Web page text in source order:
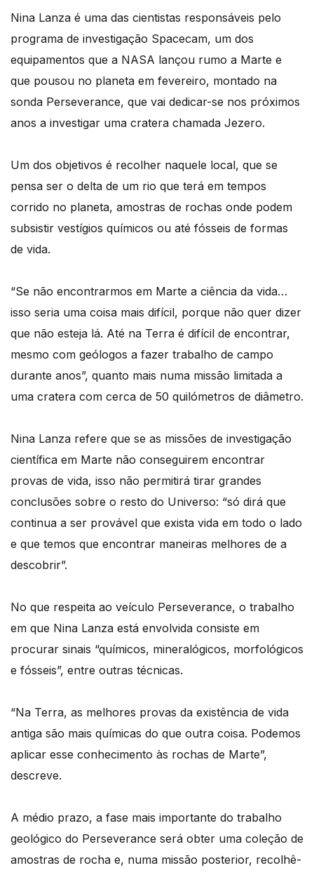
Nina Lanza é uma das cientistas responsáveis pelo
programa de investigação Spacecam, um dos
equipamentos que a NASA lançou rumo a Marte e
que pousou no planeta em fevereiro, montado na
sonda Perseverance, que vai dedicar-se nos próximos
anos a investigar uma cratera chamada Jezero.
Um dos objetivos é recolher naquele local, que se
pensa ser o delta de um rio que terá em tempos
corrido no planeta, amostras de rochas onde podem
subsistir vestígios químicos ou até fósseis de formas
de vida.
“Se não encontrarmos em Marte a ciência da vida…
isso seria uma coisa mais difícil, porque não quer dizer
que não esteja lá. Até na Terra é difícil de encontrar,
mesmo com geólogos a fazer trabalho de campo
durante anos”, quanto mais numa missão limitada a
uma cratera com cerca de 50 quilómetros de diâmetro.
Nina Lanza refere que se as missões de investigação
científica em Marte não conseguirem encontrar
provas de vida, isso não permitirá tirar grandes
conclusões sobre o resto do Universo: “só dirá que
continua a ser provável que exista vida em todo o lado
e que temos que encontrar maneiras melhores de a
descobrir”.
No que respeita ao veículo Perseverance, o trabalho
em que Nina Lanza está envolvida consiste em
procurar sinais “químicos, mineralógicos, morfológicos
e fósseis”, entre outras técnicas.
“Na Terra, as melhores provas da existência de vida
antiga são mais químicas do que outra coisa. Podemos
aplicar esse conhecimento às rochas de Marte”,
descreve.
A médio prazo, a fase mais importante do trabalho
geológico do Perseverance será obter uma coleção de
amostras de rocha e, numa missão posterior, recolhê-